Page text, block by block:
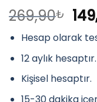
269,90₺
Hesap olarak
12 aylık hesaptır.
Kişisel hesaptır.
15-30 dakika